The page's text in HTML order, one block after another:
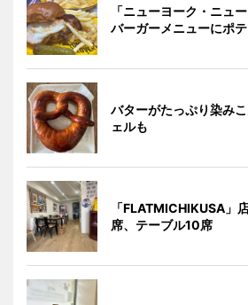
「ニューヨーク・ニュ
バーガーメニューにポテ
バターがたっぷり染み
ェルも
「FLATMICHIKUSA」
席、テーブル10席